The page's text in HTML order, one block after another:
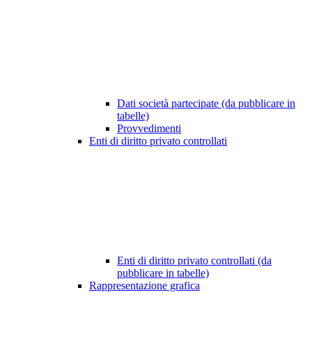
Dati società partecipate (da pubblicare in
tabelle)
Provvedimenti
Enti di diritto privato controllati
Enti di diritto privato controllati (da
pubblicare in tabelle)
Rappresentazione grafica